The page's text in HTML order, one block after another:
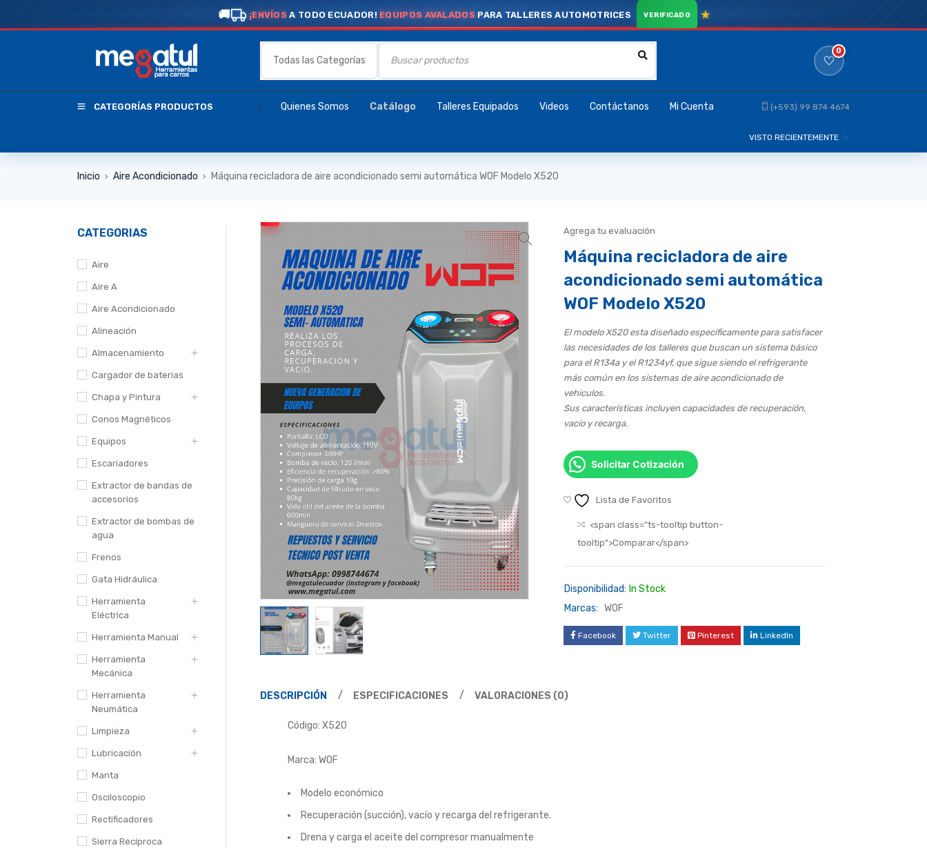
¡ENVÍOSA TODO ECUADOR! EQUIPOS AVALADOSPARA TALLERES AUTOMOTRICES
0
CATEGORÍAS PRODUCTOS Quienes Somos Catálogo Talleres Equipados Videos Contáctanos Mi Cuenta (+593) 99 874 4674
VISTO RECIENTEMENTE
Inicio › Aire Acondicionado › Máquina recicladora de aire acondicionado semi automática WOF Modelo X520
CATEGORIAS
Aire
Aire A
Aire Acondicionado
Alineación
Almacenamiento
Cargador de baterias
Chapa y Pintura
Conos Magnéticos
Equipos
Escariadores
Extractor de bandas de
accesorios
Extractor de bombas de
agua
Frenos
Gata Hidráulica
Herramienta
Eléctrica
Herramienta Manual
Herramienta
Mecánica
Herramienta
Neumática
Limpieza
Lubricación
Manta
Osciloscopio
Rectificadores
Sierra Recíproca
Agrega tu evaluación
Máquina recicladora de aire
acondicionado semi automática
WOF Modelo X520
El modelo X520 esta diseñado específicamente para satisfacer
las necesidades de los talleres que buscan un sistema básico
para el R134a y el R1234yf, que sigue siendo el refrigerante
más común en los sistemas de aire acondicionado de
vehiculos.
Sus características incluyen capacidades de recuperación,
vacío y recarga.
Solicitar Cotización
Lista de Favoritos
<span class="ts-tooltip button-
tooltip">Comparar</span>
Disponibilidad: In Stock
Marcas: WOF
Facebook Twitter Pinterest LinkedIn
DESCRIPCIÓN ESPECIFICACIONES VALORACIONES (0)
Código: X520
Marca: WOF
Modelo económico
Recuperación (succión), vacío y recarga del refrigerante.
Drena y carga el aceite del compresor manualmente